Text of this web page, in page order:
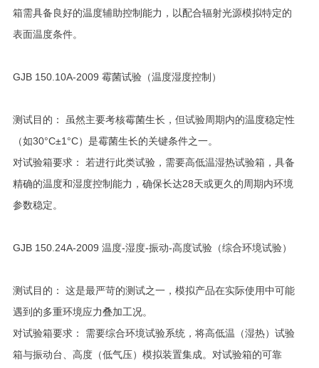
箱需具备良好的温度辅助控制能力，以配合辐射光源模拟特定的
表面温度条件。
GJB 150.10A-2009 霉菌试验（温度湿度控制）
测试目的： 虽然主要考核霉菌生长，但试验周期内的温度稳定性
（如30°C±1°C）是霉菌生长的关键条件之一。
对试验箱要求： 若进行此类试验，需要高低温湿热试验箱，具备
精确的温度和湿度控制能力，确保长达28天或更久的周期内环境
参数稳定。
GJB 150.24A-2009 温度-湿度-振动-高度试验（综合环境试验）
测试目的： 这是最严苛的测试之一，模拟产品在实际使用中可能
遇到的多重环境应力叠加工况。
对试验箱要求： 需要综合环境试验系统，将高低温（湿热）试验
箱与振动台、高度（低气压）模拟装置集成。对试验箱的可靠